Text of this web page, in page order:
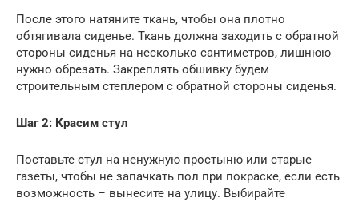
После этого натяните ткань, чтобы она плотно
обтягивала сиденье. Ткань должна заходить с обратной
стороны сиденья на несколько сантиметров, лишнюю
нужно обрезать. Закреплять обшивку будем
строительным степлером с обратной стороны сиденья.
Шаг 2: Красим стул
Поставьте стул на ненужную простыню или старые
газеты, чтобы не запачкать пол при покраске, если есть
возможность – вынесите на улицу. Выбирайте